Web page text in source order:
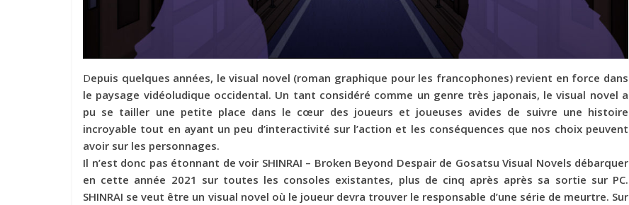
Depuis quelques années, le visual novel (roman graphique pour les francophones) revient en force dans
le paysage vidéoludique occidental. Un tant considéré comme un genre très japonais, le visual novel a
pu se tailler une petite place dans le cœur des joueurs et joueuses avides de suivre une histoire
incroyable tout en ayant un peu d’interactivité sur l’action et les conséquences que nos choix peuvent
avoir sur les personnages.
Il n’est donc pas étonnant de voir SHINRAI – Broken Beyond Despair de Gosatsu Visual Novels débarquer
en cette année 2021 sur toutes les consoles existantes, plus de cinq après après sa sortie sur PC.
SHINRAI se veut être un visual novel où le joueur devra trouver le responsable d’une série de meurtre. Sur